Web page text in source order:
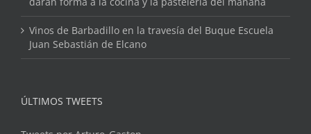
Vinos de Barbadillo en la travesía del Buque Escuela
Juan Sebastián de Elcano
ÚLTIMOS TWEETS